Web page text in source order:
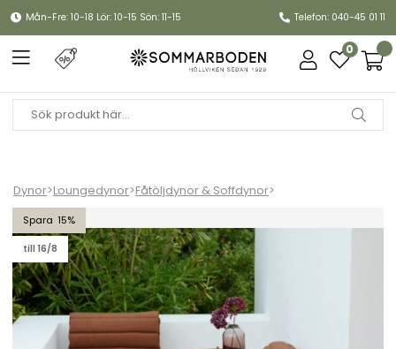
Mån-Fre: 10-18 Lör: 10-15 Sön: 11-15 Telefon: 040-45 01 11
0
Dynor>Loungedynor>Fåtöljdynor & Soffdynor>
15
till 16/8
Al Dente dynset loungefåtölj - fler färger